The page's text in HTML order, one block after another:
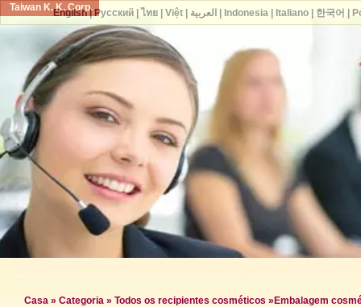
Taiwan K. K. Corp.
Casa » Categoria » Todos os recipientes cosméticos » Embalagem
English| Русский| ไทย| Việt| العربية Indonesia| Italiano| 한국어